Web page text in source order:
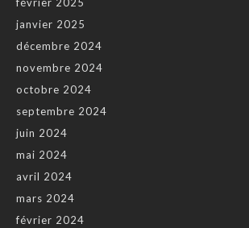
février 2025
janvier 2025
décembre 2024
novembre 2024
octobre 2024
septembre 2024
juin 2024
mai 2024
avril 2024
mars 2024
février 2024